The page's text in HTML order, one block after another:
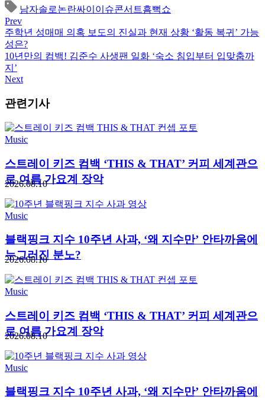
남자솔로논란싸이 이슈콘서트흠뻑쇼
Prev
주학년 성매매 의혹 보도의 진실과 현재 상황 ‘활동 복귀’ 가능
성은?
10년만의 컴백! 김준수 사생팬 일화 ‘숙소 침입부터 입맞춤까
지’
Next
관련기사
Music
스트레이 키즈 컴백 ‘THIS & THAT’ 커피 세계관으
로 여름 가요계 장악
2026.08.10
Music
블랙핑크 지수 10주년 사과, ‘왜 지수만’ 안타까움에
누그러진 분노?
2026.08.10
Music
스트레이 키즈 컴백 ‘THIS & THAT’ 커피 세계관으
로 여름 가요계 장악
2026.08.10
Music
블랙핑크 지수 10주년 사과, ‘왜 지수만’ 안타까움에